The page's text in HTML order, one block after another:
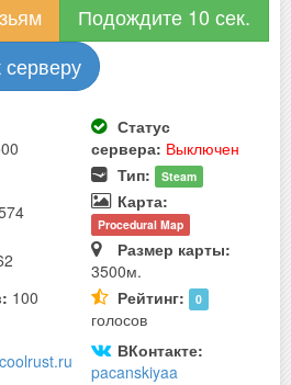
Подождите 10 сек.
Статус
сервера: Выключен
Тип: Steam
Карта:
Procedural Map
Размер карты:
3500м.
100
Рейтинг: 0
голосов
ВКонтакте:
pacanskiyaa